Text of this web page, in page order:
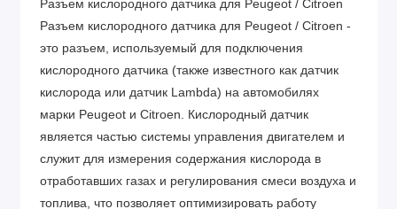
Разъем кислородного датчика для Peugeot / Citroen
Разъем кислородного датчика для Peugeot / Citroen -
это разъем, используемый для подключения
кислородного датчика (также известного как датчик
кислорода или датчик Lambda) на автомобилях
марки Peugeot и Citroen. Кислородный датчик
является частью системы управления двигателем и
служит для измерения содержания кислорода в
отработавших газах и регулирования смеси воздуха и
топлива, что позволяет оптимизировать работу